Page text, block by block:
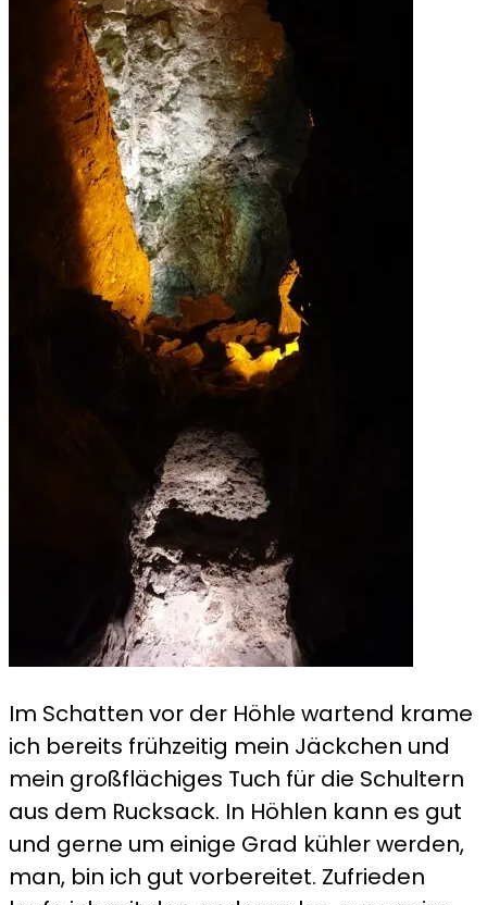
Im Schatten vor der Höhle wartend krame
ich bereits frühzeitig mein Jäckchen und
mein großflächiges Tuch für die Schultern
aus dem Rucksack. In Höhlen kann es gut
und gerne um einige Grad kühler werden,
man, bin ich gut vorbereitet. Zufrieden